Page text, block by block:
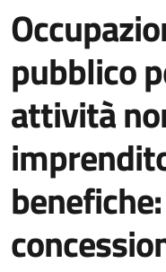
pubblico
attività